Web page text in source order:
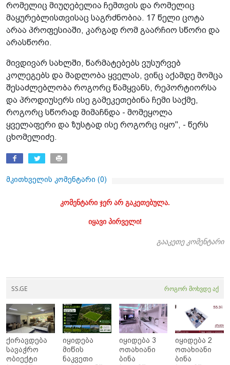
რომელიც მიუღებელია ჩემთვის და რომელიც
მაყურებლისთვისაც საგრძნობია. 17 წელი ცოტა
არაა პროფესიაში, კარგად რომ გაარჩიო სწორი და
არასწორი.
მივდივარ სახლში, წარმატებებს ვუსურვებ
კოლეგებს და მადლობა ყველას, ვინც აქამდე მომცა
შესაძლებლობა როგორც წამყვანს, რეპორტიორსა
და პროდიუსერს ისე გამეკეთებინა ჩემი საქმე,
როგორც სწორად მიმაჩნდა - მომეყოლა
ყველაფერი და ზუსტად ისე როგორც იყო", - წერს
ცხომელიძე.
მკითხველის კომენტარი (0)
კომენტარი ჯერ არ გაკეთებულა.
იყავი პირველი!
გააკეთე კომენტარი
SS.GE როგორ მოხვდე აქ
ქირავდება
სავაჭრო
ობიექტი
იყიდება
მიწის
ნაკვეთი
იყიდება 3
ოთახიანი
ბინა
იყიდება 2
ოთახიანი
ბინა